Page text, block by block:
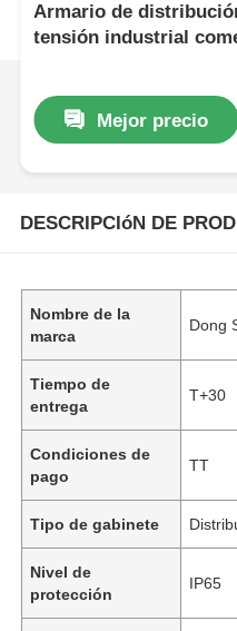
Armario de
tensión industrial
Mejor precio
DESCRIPCIóN DE
Nombre de la
marca
Dong
Tiempo de
entrega
T+30
Condiciones de
pago
TT
Tipo de gabinete
Nivel de
protección
IP65